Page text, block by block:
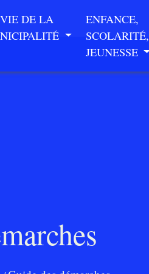
DE LA
ENFANCE,
SCOLARITÉ,
JEUNESSE